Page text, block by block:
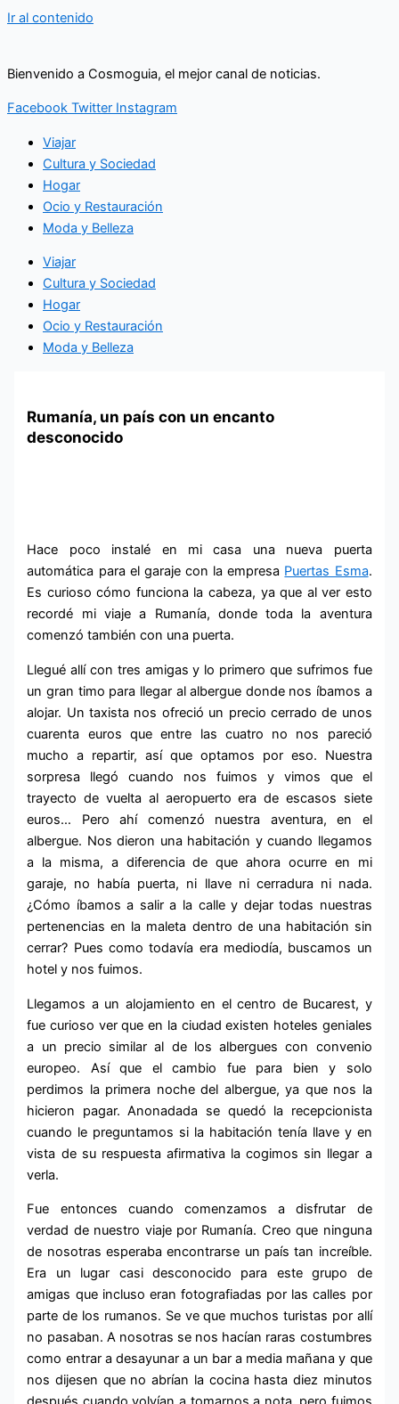
Ir al contenido
Bienvenido a Cosmoguia, el mejor canal de noticias.
Facebook Twitter Instagram
Viajar
Cultura y Sociedad
Hogar
Ocio y Restauración
Moda y Belleza
Viajar
Cultura y Sociedad
Hogar
Ocio y Restauración
Moda y Belleza
Rumanía, un país con un encanto
desconocido
Hace poco instalé en mi casa una nueva puerta
automática para el garaje con la empresa Puertas Esma.
Es curioso cómo funciona la cabeza, ya que al ver esto
recordé mi viaje a Rumanía, donde toda la aventura
comenzó también con una puerta.
Llegué allí con tres amigas y lo primero que sufrimos fue
un gran timo para llegar al albergue donde nos íbamos a
alojar. Un taxista nos ofreció un precio cerrado de unos
cuarenta euros que entre las cuatro no nos pareció
mucho a repartir, así que optamos por eso. Nuestra
sorpresa llegó cuando nos fuimos y vimos que el
trayecto de vuelta al aeropuerto era de escasos siete
euros… Pero ahí comenzó nuestra aventura, en el
albergue. Nos dieron una habitación y cuando llegamos
a la misma, a diferencia de que ahora ocurre en mi
garaje, no había puerta, ni llave ni cerradura ni nada.
¿Cómo íbamos a salir a la calle y dejar todas nuestras
pertenencias en la maleta dentro de una habitación sin
cerrar? Pues como todavía era mediodía, buscamos un
hotel y nos fuimos.
Llegamos a un alojamiento en el centro de Bucarest, y
fue curioso ver que en la ciudad existen hoteles geniales
a un precio similar al de los albergues con convenio
europeo. Así que el cambio fue para bien y solo
perdimos la primera noche del albergue, ya que nos la
hicieron pagar. Anonadada se quedó la recepcionista
cuando le preguntamos si la habitación tenía llave y en
vista de su respuesta afirmativa la cogimos sin llegar a
verla.
Fue entonces cuando comenzamos a disfrutar de
verdad de nuestro viaje por Rumanía. Creo que ninguna
de nosotras esperaba encontrarse un país tan increíble.
Era un lugar casi desconocido para este grupo de
amigas que incluso eran fotografiadas por las calles por
parte de los rumanos. Se ve que muchos turistas por allí
no pasaban. A nosotras se nos hacían raras costumbres
como entrar a desayunar a un bar a media mañana y que
nos dijesen que no abrían la cocina hasta diez minutos